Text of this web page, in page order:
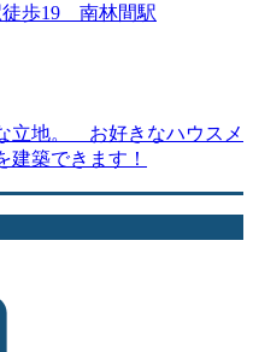
徒歩19 南林間駅
立地。 お好きなハウスメ
建築できます！